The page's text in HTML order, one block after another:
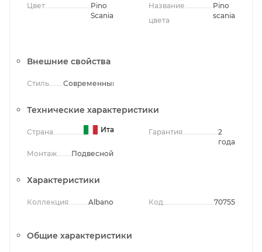
Цвет
Pino
Scania
Название
цвета
Pino
scania
Внешние свойства
Стиль Современный
Технические характеристики
Страна Италия
Монтаж Подвесной
Гарантия
2
года
Характеристики
Коллекция Albano Код 70755
Общие характеристики